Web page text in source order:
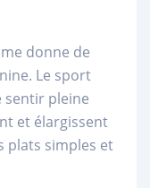
donne de
Le sport
sentir pleine
et élargissent
plats simples et